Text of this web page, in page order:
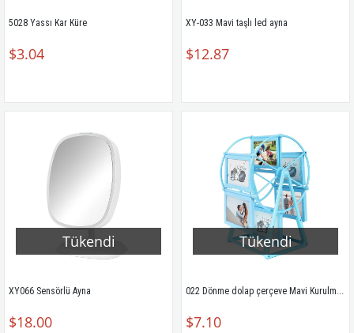
5028 Yassı Kar Küre
$3.04
XY-033 Mavi taşlı led ayna
$12.87
Tükendi
XY066 Sensörlü Ayna
$18.00
Tükendi
022 Dönme dolap çerçeve Mavi Kurulmamış
$7.10